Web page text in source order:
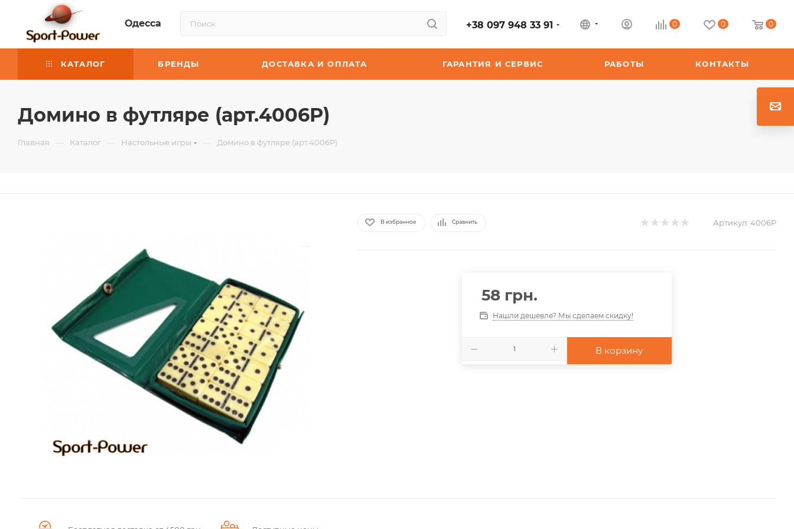
Одесса +38 097 948 33 91 0 0 0
КАТАЛОГ БРЕНДЫ ДОСТАВКА И ОПЛАТА ГАРАНТИЯ И СЕРВИС РАБОТЫ КОНТАКТЫ
Домино в футляре (арт.4006P)
Главная — Каталог — Настольные игры — Домино в футляре (арт.4006P)
В избранное Сравнить Артикул: 4006P
58 грн.
Нашли дешевле? Мы сделаем скидку!
В корзину